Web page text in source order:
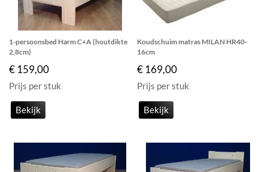
1-persoonsbed Harm C+A (houtdikte
2,8cm)
€ 159,00
Prijs per stuk
Bekijk
Koudschuim matras MILAN HR40-
16cm
€ 169,00
Prijs per stuk
Bekijk